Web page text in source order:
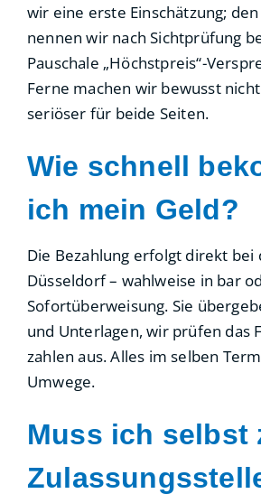
wir eine erste Einschätzung;
nennen wir nach Sichtprüfung
Pauschale „Höchstpreis“-
Ferne machen wir bewusst
seriöser für beide Seiten.
Wie schnell
ich mein Geld?
Die Bezahlung erfolgt direkt bei
Düsseldorf – wahlweise in bar
Sofortüberweisung. Sie
und Unterlagen, wir prüfen das
zahlen aus. Alles im selben
Umwege.
Muss ich selbst